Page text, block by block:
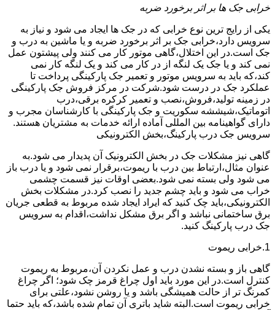
خرابی جک ها بر اثر برخورد ضربه
یکی از رایج ترین نوع خرابی که در جک ها ایجاد می شود و نیاز به
سرویس دارد،خرابی جک بر اثر برخورد ضربه و یا ماشین به درب و
جک است.در این اختلال،گاهی موتور کار می کنند ولی پیشتون عمل
نمی کند و یا جک یک لنگه از در کار می کند و یک لنگه کار نمی
کند،که باید به سرویس موتور و تعمیر جک پارکینگی پرداخت تا
عملکرد جک در درست شود.شرکت در مرکز فروش جک پارکینگی
در زمینه تولید،فروش،نصب و تعمیر کرکره برقی،درب
اتوماتیک،شیششه سکوریت و جک پارکینگی با کارشناسان مجرب و
دارای گواهینامه بین المللی آماده ارائه خدمات به مشتریان هستند.
سرویس جک درب پارکینگ،بخش الکترونیکی
گاهی نیز مشکلات جک در بخش الکترونیک آن پدیدار می شود.به
عنوان مثال،ارتباط بین درب با ریموت،برقرار نمی شود و یا درب باز
می شود ولی بسته نمی شود.بعضی اوقات نیز قسمت چشمی
خراب می شود و باید چشم جدید را نصب کرد.در مشکلات بخش
الکترونیکی،باید چک کنید که ایراد ایجاد شده مربوط به قطعی جریان
برق ساختمانی نباشد و اگر برق مشکل نداشت،اقدام به سرویس
جک درب پارکینگ کنید.
1.خرابی ریموت
گاهی باز و بسته نشدن درب و عمل نکردن آن،مربوط به ریموت
کنترل است.در این مورد باید اول چراغ قرمز چک شود؛ اگر چراغ
کمرنگ تر از حالت همیشگی باشد و یا روشن نشود،علتی برای
خرابی ریموت است.البته شاید باتری آن تمام شده باشد،که باید حتما